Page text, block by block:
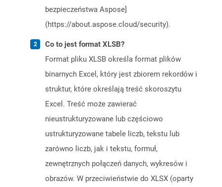
bezpieczeństwa Aspose]
(https://about.aspose.cloud/security).
Co to jest format XLSB?
Format pliku XLSB określa format plików
binarnych Excel, który jest zbiorem rekordów i
struktur, które określają treść skoroszytu
Excel. Treść może zawierać
nieustrukturyzowane lub częściowo
ustrukturyzowane tabele liczb, tekstu lub
zarówno liczb, jak i tekstu, formuł,
zewnętrznych połączeń danych, wykresów i
obrazów. W przeciwieństwie do XLSX (oparty